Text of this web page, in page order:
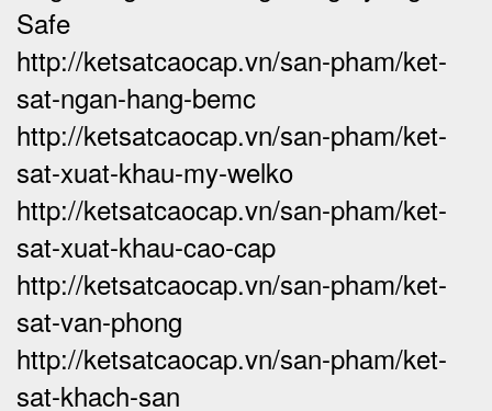
Safe
http://ketsatcaocap.vn/san-pham/ket-
sat-ngan-hang-bemc
http://ketsatcaocap.vn/san-pham/ket-
sat-xuat-khau-my-welko
http://ketsatcaocap.vn/san-pham/ket-
sat-xuat-khau-cao-cap
http://ketsatcaocap.vn/san-pham/ket-
sat-van-phong
http://ketsatcaocap.vn/san-pham/ket-
sat-khach-san